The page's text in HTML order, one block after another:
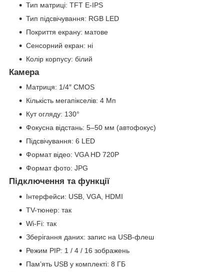
Тип матриці: TFT E-IPS
Тип підсвічування: RGB LED
Покриття екрану: матове
Сенсорний екран: ні
Колір корпусу: білий
Камера
Матриця: 1/4″ CMOS
Кількість мегапікселів: 4 Мп
Кут огляду: 130°
Фокусна відстань: 5–50 мм (автофокус)
Підсвічування: 6 LED
Формат відео: VGA HD 720P
Формат фото: JPG
Підключення та функції
Інтерфейси: USB, VGA, HDMI
TV-тюнер: так
Wi-Fi: так
Зберігання даних: запис на USB-флеш
Режим PIP: 1 / 4 / 16 зображень
Пам’ять USB у комплекті: 8 ГБ